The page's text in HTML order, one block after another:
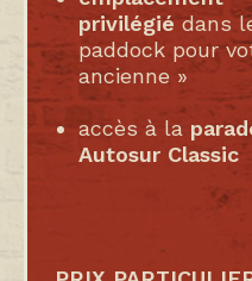
privilégiédans
paddock pour
ancienne »
accès à la
Autosur Classic